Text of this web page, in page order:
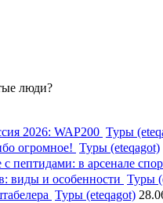
люди?
2026: WAP200 Туры
огромное! Туры (eteqagot)
пептидами: в арсенале
виды и особенности Туры
Туры (eteqagot)